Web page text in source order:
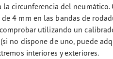
circunferencia del neumático.
4 mm en las bandas de
utilizando un
no dispone de uno, puede
interiores y exteriores.